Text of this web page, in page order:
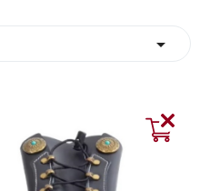
